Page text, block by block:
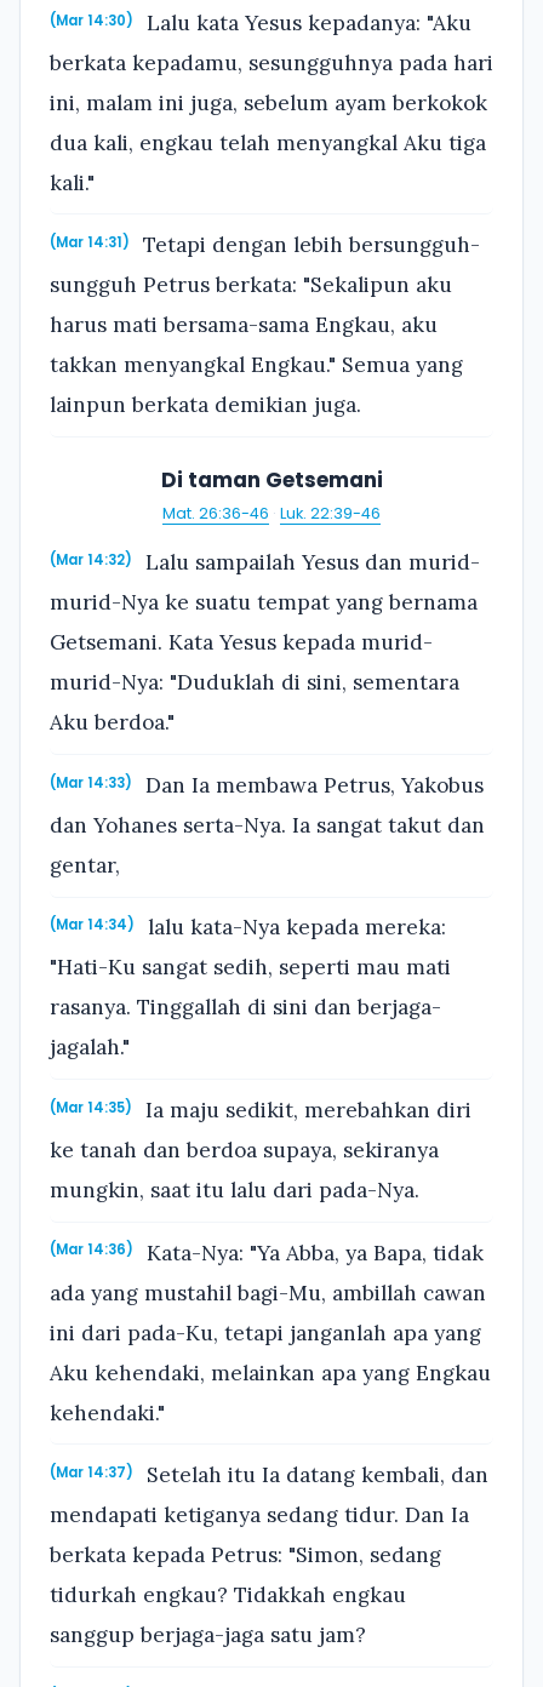
(Mar 14:30)
Lalu kata Yesus kepadanya: "Aku
berkata kepadamu, sesungguhnya pada hari
ini, malam ini juga, sebelum ayam berkokok
dua kali, engkau telah menyangkal Aku tiga
kali."
(Mar 14:31)
Tetapi dengan lebih bersungguh-
sungguh Petrus berkata: "Sekalipun aku
harus mati bersama-sama Engkau, aku
takkan menyangkal Engkau." Semua yang
lainpun berkata demikian juga.
Di taman Getsemani
Mat. 26:36-46 · Luk. 22:39-46
(Mar 14:32)
Lalu sampailah Yesus dan murid-
murid-Nya ke suatu tempat yang bernama
Getsemani. Kata Yesus kepada murid-
murid-Nya: "Duduklah di sini, sementara
Aku berdoa."
(Mar 14:33)
Dan Ia membawa Petrus, Yakobus
dan Yohanes serta-Nya. Ia sangat takut dan
gentar,
(Mar 14:34)
lalu kata-Nya kepada mereka:
"Hati-Ku sangat sedih, seperti mau mati
rasanya. Tinggallah di sini dan berjaga-
jagalah."
(Mar 14:35)
Ia maju sedikit, merebahkan diri
ke tanah dan berdoa supaya, sekiranya
mungkin, saat itu lalu dari pada-Nya.
(Mar 14:36)
Kata-Nya: "Ya Abba, ya Bapa, tidak
ada yang mustahil bagi-Mu, ambillah cawan
ini dari pada-Ku, tetapi janganlah apa yang
Aku kehendaki, melainkan apa yang Engkau
kehendaki."
(Mar 14:37)
Setelah itu Ia datang kembali, dan
mendapati ketiganya sedang tidur. Dan Ia
berkata kepada Petrus: "Simon, sedang
tidurkah engkau? Tidakkah engkau
sanggup berjaga-jaga satu jam?